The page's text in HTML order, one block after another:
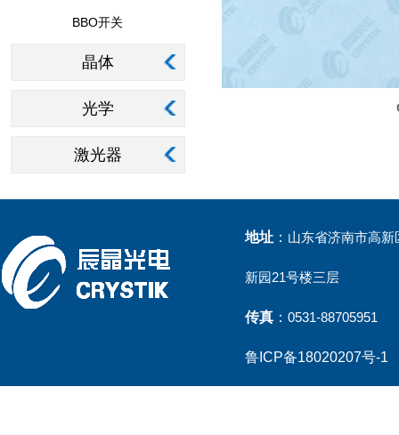
BBO开关
晶体
光学
激光器
地址 ： 山东省济南市高
新园21号楼三层
传真 ： 0531-88705951
鲁ICP备18020207号-1